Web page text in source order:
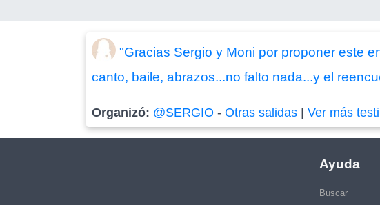
"Gracias Sergio y Moni por proponer este
canto, baile, abrazos...no falto nada...y el
Organizó: @SERGIO -Otras salidas |Ver más
Ayuda
Buscar